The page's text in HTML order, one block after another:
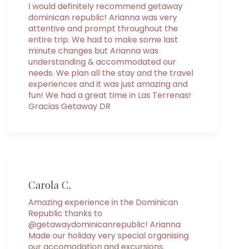
I would definitely recommend getaway
dominican republic! Arianna was very
attentive and prompt throughout the
entire trip. We had to make some last
minute changes but Arianna was
understanding & accommodated our
needs. We plan all the stay and the travel
experiences and it was just amazing and
fun! We had a great time in Las Terrenas!
Gracias Getaway DR
Carola C.
Amazing experience in the Dominican
Republic thanks to
@getawaydominicanrepublic! Arianna
Made our holiday very special organising